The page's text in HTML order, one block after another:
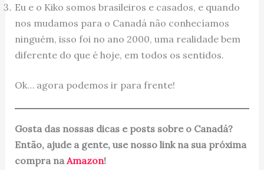
Eu e o Kiko somos brasileiros e casados, e quando
nos mudamos para o Canadá não conhecíamos
ninguém, isso foi no ano 2000, uma realidade bem
diferente do que é hoje, em todos os sentidos.
Ok… agora podemos ir para frente!
Gosta das nossas dicas e posts sobre o Canadá?
Então, ajude a gente, use nosso link na sua próxima
compra naAmazon!